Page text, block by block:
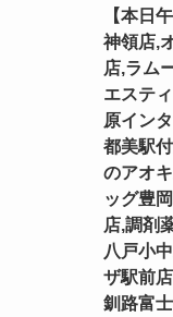
【本日
神領店,
店,ラム
エステ
原イン
都美駅
のアオ
ッグ豊
店,調剤
八戸小
ザ駅前
釧路富